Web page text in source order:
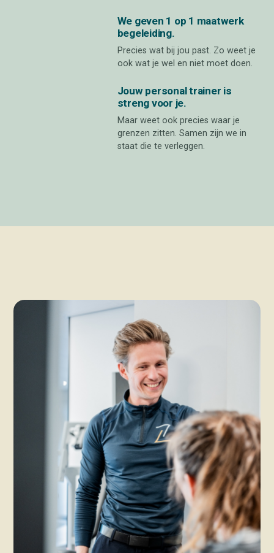
We geven 1 op 1 maatwerk
begeleiding.
Precies wat bij jou past. Zo weet je
ook wat je wel en niet moet doen.
Jouw personal trainer is
streng voor je.
Maar weet ook precies waar je
grenzen zitten. Samen zijn we in
staat die te verleggen.